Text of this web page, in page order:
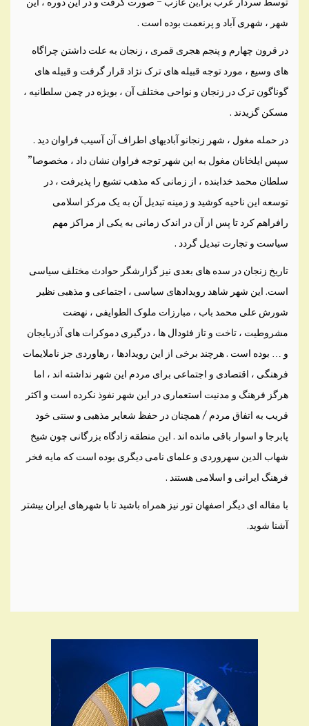
شهر ، شهری آباد و پرنعمت بوده است .
در قرون چهارم و پنجم هجری قمری ، زنجان به علت داشتن چراگاه
های وسيع ، مورد توجه قبيله های ترک نژاد قرار گرفت و قبيله های
گوناگون ترک در زنجان و نواحی مختلف آن ، بويژه در چمن سلطانيه ،
مسکن گزيدند .
در حمله مغول ، شهر زنجانو آباديهای اطراف آن آسيب فراوان ديد .
سپس ايلخانان مغول به اين شهر توجه فراوان نشان داد ، مخصوصا”
سلطان محمد خدابنده ، از زمانی که مذهب تشيع را پذيرفت ، در
توسعه اين ناحيه کوشيد و زمينه تبديل آن به يک مرکز اسلامی
رافراهم کرد تا پس از آن در اندک زمانی به يکی از مراکز مهم
سياست و تجارت تبديل گردد .
تاريخ زنجان در سده های بعدی نيز گزارشگر حوادث مختلف سياسی
است. اين شهر شاهد رويدادهای سياسی ، اجتماعی و مذهبی نظير
شورش علی محمد باب ، مبارزات ملوک الطوايفی ، نهضت
مشروطيت ، تاخت و تاز فئودال ها ، درگيری دموکرات های آذربايجان
و … بوده است . هرچند برخی از اين رويدادها ، رهاوردی جز ناملايمات
فرهنگی ، اقتصادی و اجتماعی برای مردم اين شهر نداشته اند ، اما
هرگز فرهنگ و مدنيت استعماری در اين شهر نفوذ نکرده است و اکثر
قريب به اتفاق مردم / همچنان در حفظ شعاير مذهبی و سنتی خود
پابرجا و اسوار باقی مانده اند . اين منطقه زادگاه بزرگانی چون شيخ
شهاب الدين سهروردی و علمای نامی ديگری بوده است که مايه فخر
فرهنگ ايرانی و اسلامی هستند .
با مقاله ای دیگر اصفهان تور نیز همراه باشید تا با شهرهای ایران بیشتر
آشنا شوید.